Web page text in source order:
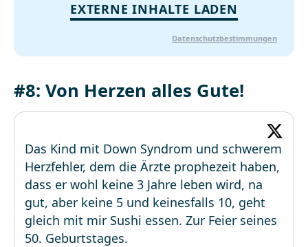
EXTERNE INHALTE LADEN
Datenschutzbestimmungen
#8: Von Herzen alles Gute!
Das Kind mit Down Syndrom und schwerem
Herzfehler, dem die Ärzte prophezeit haben,
dass er wohl keine 3 Jahre leben wird, na
gut, aber keine 5 und keinesfalls 10, geht
gleich mit mir Sushi essen. Zur Feier seines
50. Geburtstages.